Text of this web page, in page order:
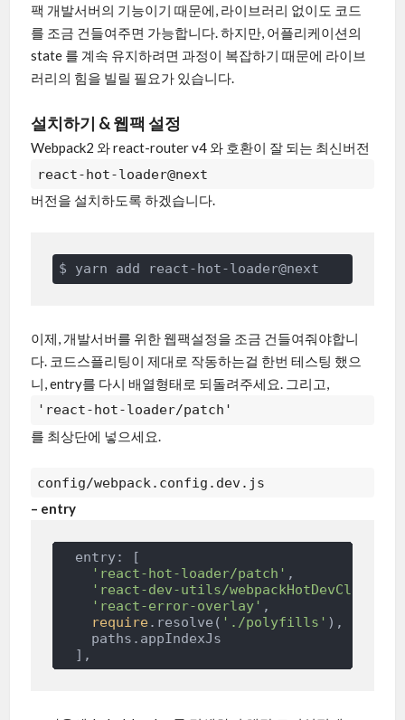
팩 개발서버의 기능이기 때문에, 라이브러리 없이도 코드
를 조금 건들여주면 가능합니다. 하지만, 어플리케이션의
state 를 계속 유지하려면 과정이 복잡하기 때문에 라이브
러리의 힘을 빌릴 필요가 있습니다.
설치하기 & 웹팩 설정
Webpack2 와 react-router v4 와 호환이 잘 되는 최신버전
react-hot-loader@next
버전을 설치하도록 하겠습니다.
이제, 개발서버를 위한 웹팩설정을 조금 건들여줘야합니
다. 코드스플리팅이 제대로 작동하는걸 한번 테스팅 했으
니, entry를 다시 배열형태로 되돌려주세요. 그리고,
'react-hot-loader/patch'
를 최상단에 넣으세요.
config/webpack.config.dev.js
– entry
  entry: [
'react-hot-loader/patch' ,
'react-dev-utils/webpackHotDevClient'
'react-error-overlay' ,
require.resolve( './polyfills' ),
    paths.appIndexJs